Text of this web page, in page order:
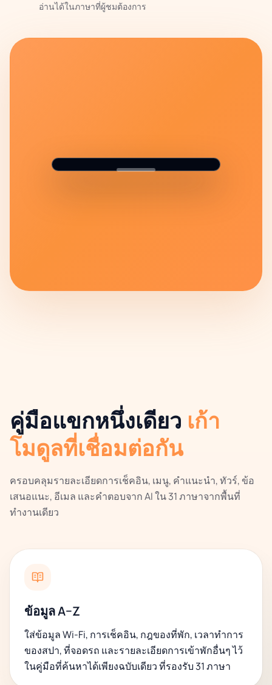
อ่านได้ในภาษาที่ผู้ชมต้องการ
คู่มือแขกหนึ่งเดียว เก้า
โมดูลที่เชื่อมต่อกัน
ครอบคลุมรายละเอียดการเช็คอิน, เมนู, คำแนะนำ, ทัวร์, ข้อ
เสนอแนะ, อีเมล และคำตอบจาก AI ใน 31 ภาษาจากพื้นที่
ทำงานเดียว
ข้อมูล A–Z
ใส่ข้อมูล Wi-Fi, การเช็คอิน, กฎของที่พัก, เวลาทำการ
ของสปา, ที่จอดรถ และรายละเอียดการเข้าพักอื่นๆ ไว้
ในคู่มือที่ค้นหาได้เพียงฉบับเดียว ที่รองรับ 31 ภาษา